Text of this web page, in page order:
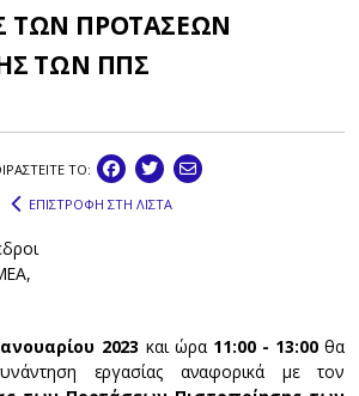
ΤΩΝ ΠΡΟΤΑΣΕΩΝ
ΤΩΝ ΠΠΣ
ΤΟ:
ΕΠΙΣΤΡΟΦΗ ΣΤΗ ΛΙΣΤΑ
2023 και ώρα 11:00 - 13:00θα
εργασίας αναφορικά με τον